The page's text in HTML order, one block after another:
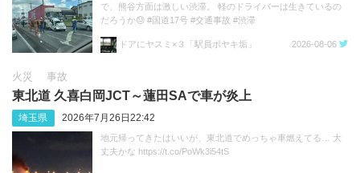
で、熊谷方面は激しい渋滞。 軽のドライバーは生きているの
だろうか😓 #国道17号 #交通事故 #渋滞
ドアにヤスミ×３「駅員ボヤキ垢」
2026-08-06
火災 事故
東北道 久喜白岡JCT～蓮田SAで車が炎上
埼玉県 2026年7月26日22:42
地元帰ってきたはいいが、東北道でめっちゃ車燃えてる… 大
丈夫かな https://t.co/PoWk3i54tS